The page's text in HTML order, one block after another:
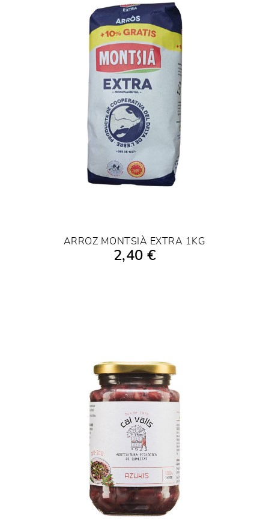
AÑADIR A LA COMPRA
ARROZ MONTSIÀ EXTRA 1KG
2,40 €